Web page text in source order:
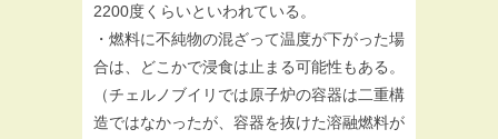
2200度くらいといわれている。
・燃料に不純物の混ざって温度が下がった場
合は、どこかで浸食は止まる可能性もある。
（チェルノブイリでは原子炉の容器は二重構
造ではなかったが、容器を抜けた溶融燃料が